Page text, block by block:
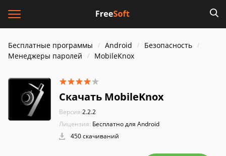
Бесплатные программы Android
Безопасность
Менеджеры паролей
MobileKnox
Скачать MobileKnox
Версия:2.2.2
Лицензия: Бесплатно для Android
450 скачиваний